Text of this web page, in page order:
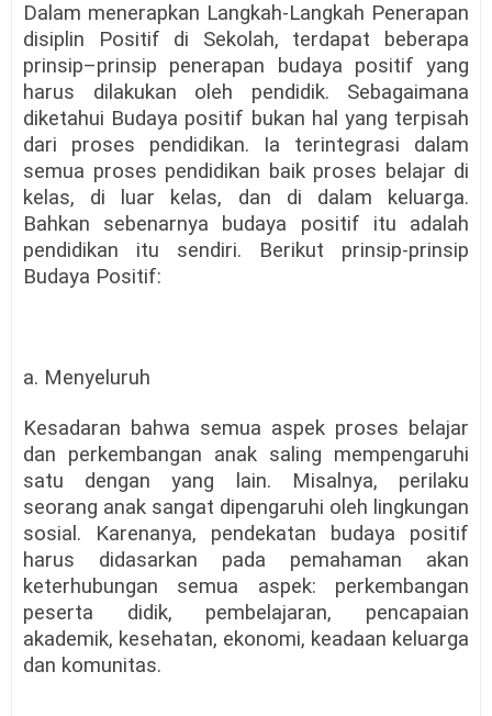
Dalam menerapkan Langkah-Langkah Penerapan
disiplin Positif di Sekolah,
terdapat beberapa
prinsip–prinsip penerapan budaya positif yang
harus dilakukan oleh pendidik. Sebagaimana
diketahui Budaya positif bukan hal yang terpisah
dari proses pendidikan. Ia terintegrasi dalam
semua proses pendidikan baik proses belajar di
kelas, di luar kelas, dan di dalam keluarga.
Bahkan sebenarnya budaya positif itu adalah
pendidikan itu sendiri. Berikut prinsip-prinsip
Budaya Positif:
a. Menyeluruh
Kesadaran bahwa semua aspek proses belajar
dan perkembangan anak saling mempengaruhi
satu dengan yang lain. Misalnya, perilaku
seorang anak sangat dipengaruhi oleh lingkungan
sosial. Karenanya, pendekatan budaya positif
harus didasarkan pada pemahaman akan
keterhubungan semua aspek: perkembangan
peserta didik, pembelajaran, pencapaian
akademik, kesehatan, ekonomi, keadaan keluarga
dan komunitas.